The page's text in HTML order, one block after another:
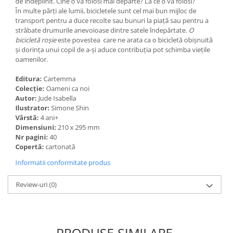
În multe părți ale lumii, bicicletele sunt cel mai bun mijloc de
transport pentru a duce recolte sau bunuri la piață sau pentru a
străbate drumurile anevoioase dintre satele îndepărtate. O
bicicletă roșieeste povestea care ne arata ca o bicicletă obișnuită
și dorința unui copil de a-și aduce contribuția pot schimba viețile
oamenilor.
Editura: Cartemma
Colecție: Oameni ca noi
Autor: Jude Isabella
Ilustrator: Simone Shin
Vârstă: 4 ani+
Dimensiuni: 210 x 295 mm
Nr pagini: 40
Copertă: cartonată
Informatii conformitate produs
Review-uri(0)